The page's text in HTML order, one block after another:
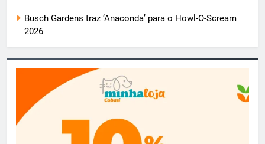
Busch Gardens traz ‘Anaconda’ para o Howl-O-Scream
2026